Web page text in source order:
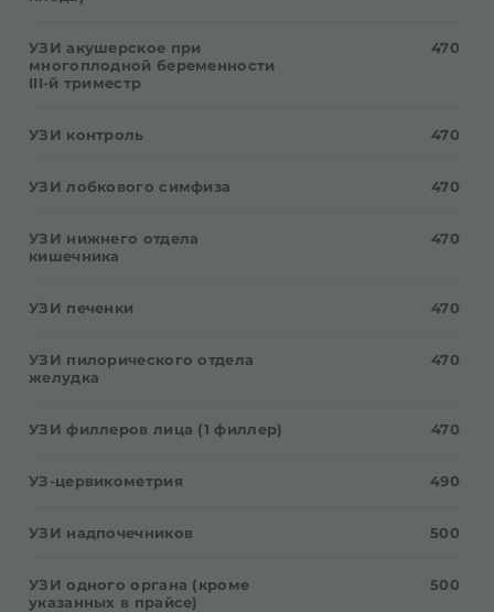
УЗИ акушерское при
многоплодной беременности
III-й триместр
470
УЗИ контроль 470
УЗИ лобкового симфиза 470
УЗИ нижнего отдела
кишечника
470
УЗИ печенки 470
УЗИ пилорического отдела
желудка
470
УЗИ филлеров лица (1 филлер) 470
УЗ-цервикометрия 490
УЗИ надпочечников 500
УЗИ одного органа (кроме
указанных в прайсе)
500